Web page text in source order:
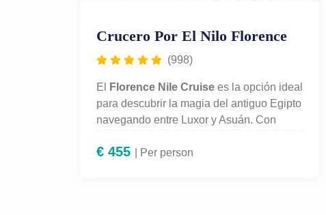
Crucero Por El Nilo Florence
(998)
El Florence Nile Cruise es la opción ideal
para descubrir la magia del antiguo Egipto
navegando entre Luxor y Asuán. Con
ofrece una experiencia de lujo con
€ 455 | Per person